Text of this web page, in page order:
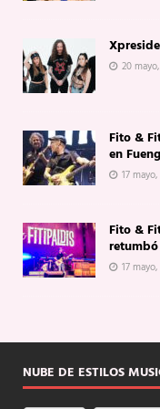
20
Fito &
en
17
Fito &
17
NUBE DE ESTILOS